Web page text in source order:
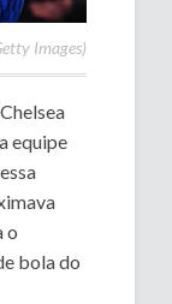
Images)
equipe
o
bola do